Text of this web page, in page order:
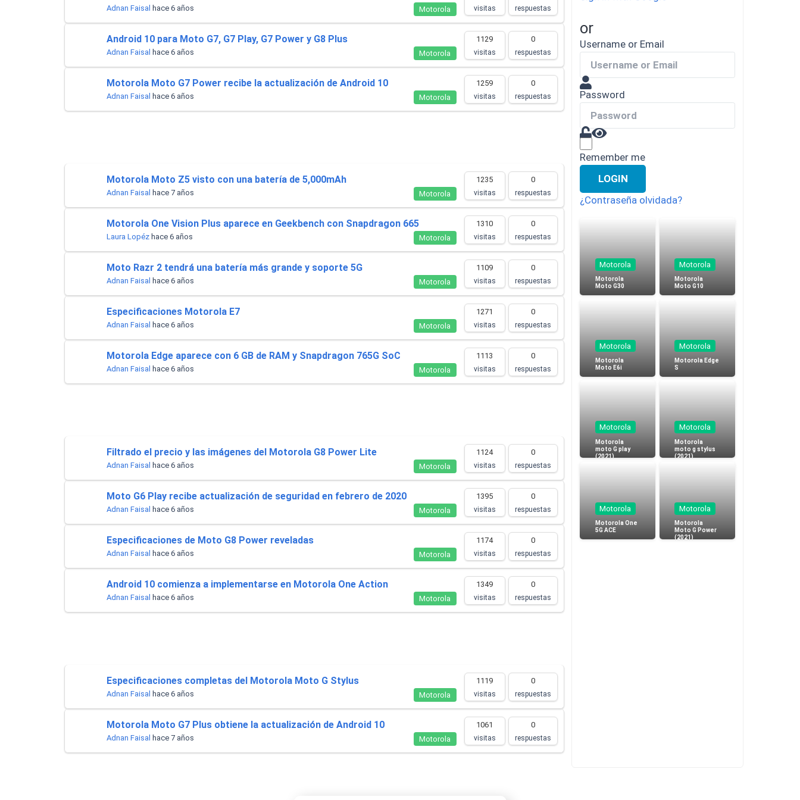
Hola me gustaría saber Si el celula...
Bateria Alcatel H5048a no carga
Adnan Faisal hace 6 años Motorola visitas respuestas
Android 10 para Moto G7, G7 Play, G7 Power y G8 Plus
Adnan Faisal hace 6 años Motorola
1129
visitas
0
respuestas
Motorola Moto G7 Power recibe la actualización de Android 10
Adnan Faisal hace 6 años Motorola
1259
visitas
0
respuestas
Motorola Moto Z5 visto con una batería de 5,000mAh
Adnan Faisal hace 7 años Motorola
1235
visitas
0
respuestas
Motorola One Vision Plus aparece en Geekbench con Snapdragon 665
Laura Lopéz hace 6 años Motorola
1310
visitas
0
respuestas
Moto Razr 2 tendrá una batería más grande y soporte 5G
Adnan Faisal hace 6 años Motorola
1109
visitas
0
respuestas
Especificaciones Motorola E7
Adnan Faisal hace 6 años Motorola
1271
visitas
0
respuestas
Motorola Edge aparece con 6 GB de RAM y Snapdragon 765G SoC
Adnan Faisal hace 6 años Motorola
1113
visitas
0
respuestas
Filtrado el precio y las imágenes del Motorola G8 Power Lite
Adnan Faisal hace 6 años Motorola
1124
visitas
0
respuestas
Moto G6 Play recibe actualización de seguridad en febrero de 2020
Adnan Faisal hace 6 años Motorola
1395
visitas
0
respuestas
Especificaciones de Moto G8 Power reveladas
Adnan Faisal hace 6 años Motorola
1174
visitas
0
respuestas
Android 10 comienza a implementarse en Motorola One Action
Adnan Faisal hace 6 años Motorola
1349
visitas
0
respuestas
Especificaciones completas del Motorola Moto G Stylus
Adnan Faisal hace 6 años Motorola
1119
visitas
0
respuestas
Motorola Moto G7 Plus obtiene la actualización de Android 10
Adnan Faisal hace 7 años Motorola
1061
visitas
0
respuestas
or
Username or Email
Password
Remember me
LOGIN
¿Contraseña olvidada?
Motorola
Motorola
Moto G30
Motorola
Motorola
Moto G10
Motorola
Motorola
Moto E6i
Motorola
Motorola Edge
S
Motorola
Motorola
moto G play
(2021)
Motorola
Motorola
moto g stylus
(2021)
Motorola
Motorola One
5G ACE
Motorola
Motorola
Moto G Power
(2021)
Tiendas Spam Foro Tutoriales Descargas
Comparador